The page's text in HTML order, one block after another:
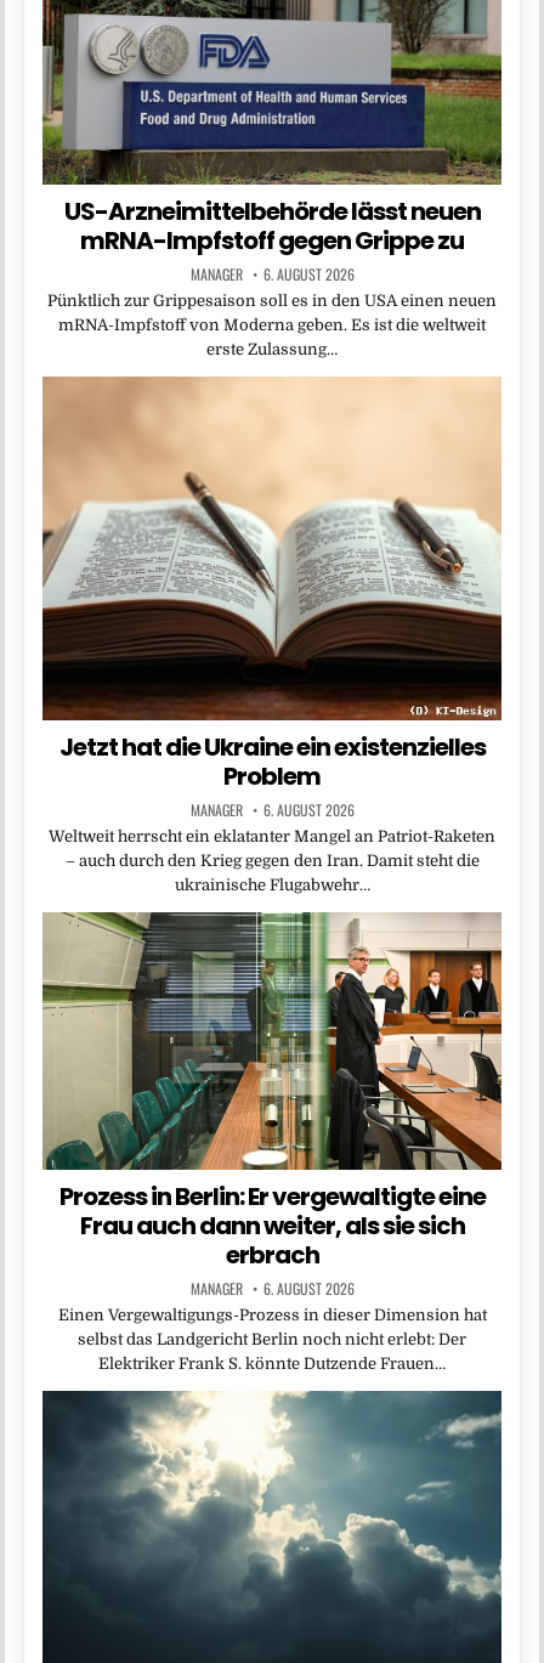
US-Arzneimittelbehörde lässt neuen
mRNA-Impfstoff gegen Grippe zu
MANAGER 6. AUGUST 2026
Pünktlich zur Grippesaison soll es in den USA einen neuen
mRNA-Impfstoff von Moderna geben. Es ist die weltweit
erste Zulassung…
Jetzt hat die Ukraine ein existenzielles
Problem
MANAGER 6. AUGUST 2026
Weltweit herrscht ein eklatanter Mangel an Patriot-Raketen
– auch durch den Krieg gegen den Iran. Damit steht die
ukrainische Flugabwehr…
Prozess in Berlin: Er vergewaltigte eine
Frau auch dann weiter, als sie sich
erbrach
MANAGER 6. AUGUST 2026
Einen Vergewaltigungs-Prozess in dieser Dimension hat
selbst das Landgericht Berlin noch nicht erlebt: Der
Elektriker Frank S. könnte Dutzende Frauen…